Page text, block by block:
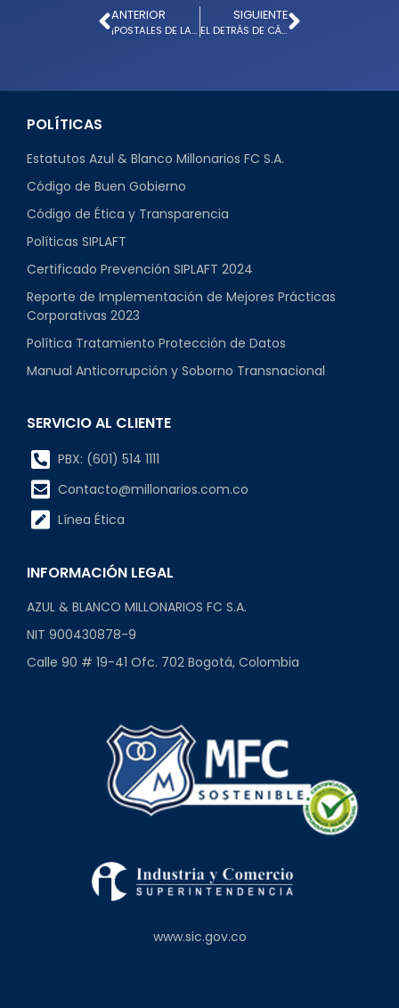
ANTERIOR
¡POSTALES DE LA #PRETEMPORADAAZUL!
SIGUIENTE
EL DETRÁS DE CÁMARA DE LA NUEVA CAMISETA DE MILLONARIOS FC
POLÍTICAS
Estatutos Azul & Blanco Millonarios FC S.A.
Código de Buen Gobierno
Código de Ética y Transparencia
Políticas SIPLAFT
Certificado Prevención SIPLAFT 2024
Reporte de Implementación de Mejores Prácticas
Corporativas 2023
Política Tratamiento Protección de Datos
Manual Anticorrupción y Soborno Transnacional
SERVICIO AL CLIENTE
PBX: (601) 514 1111
Contacto@millonarios.com.co
Línea Ética
INFORMACIÓN LEGAL
AZUL & BLANCO MILLONARIOS FC S.A.
NIT 900430878-9
Calle 90 # 19-41 Ofc. 702 Bogotá, Colombia
www.sic.gov.co